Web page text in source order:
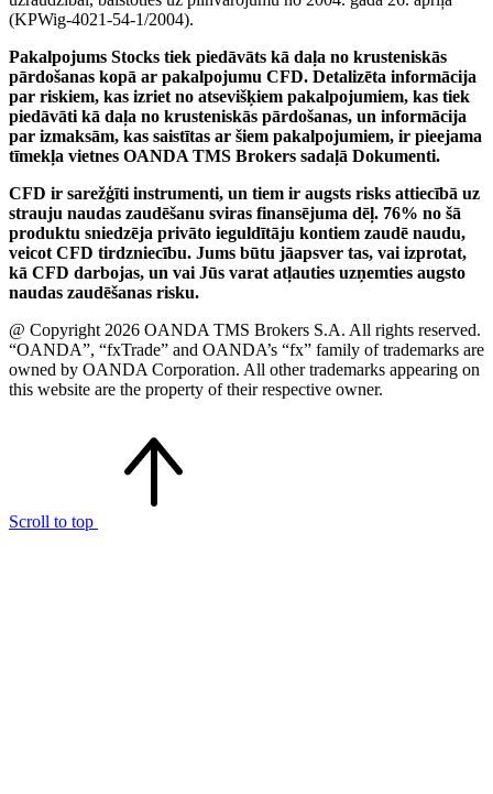
(KPWig-4021-54-1/2004).
Pakalpojums Stocks tiek piedāvāts kā daļa no krusteniskās
pārdošanas kopā ar pakalpojumu CFD. Detalizēta informācija
par riskiem, kas izriet no atsevišķiem pakalpojumiem, kas tiek
piedāvāti kā daļa no krusteniskās pārdošanas, un informācija
par izmaksām, kas saistītas ar šiem pakalpojumiem, ir pieejama
tīmekļa vietnes OANDA TMS Brokers sadaļā Dokumenti.
CFD ir sarežģīti instrumenti, un tiem ir augsts risks attiecībā uz
strauju naudas zaudēšanu sviras finansējuma dēļ. 76% no šā
produktu sniedzēja privāto ieguldītāju kontiem zaudē naudu,
veicot CFD tirdzniecību. Jums būtu jāapsver tas, vai izprotat,
kā CFD darbojas, un vai Jūs varat atļauties uzņemties augsto
naudas zaudēšanas risku.
@ Copyright 2026 OANDA TMS Brokers S.A. All rights reserved.
“OANDA”, “fxTrade” and OANDA’s “fx” family of trademarks are
owned by OANDA Corporation. All other trademarks appearing on
this website are the property of their respective owner.
Scroll to top